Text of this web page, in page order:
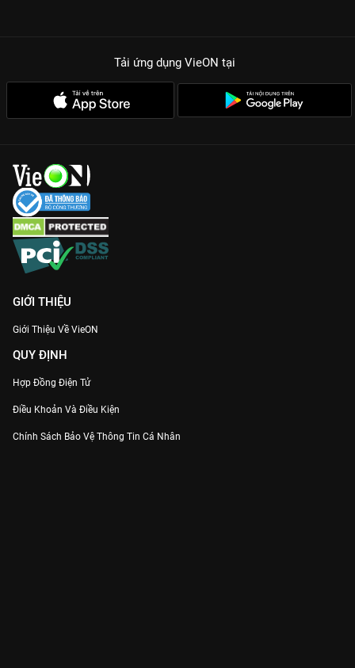
Tải ứng dụng VieON tại
GIỚI THIỆU
Giới Thiệu Về VieON
QUY ĐỊNH
Hợp Đồng Điện Tử
Điều Khoản Và Điều Kiện
Chính Sách Bảo Vệ Thông Tin Cá Nhân